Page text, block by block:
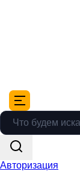
Авторизация